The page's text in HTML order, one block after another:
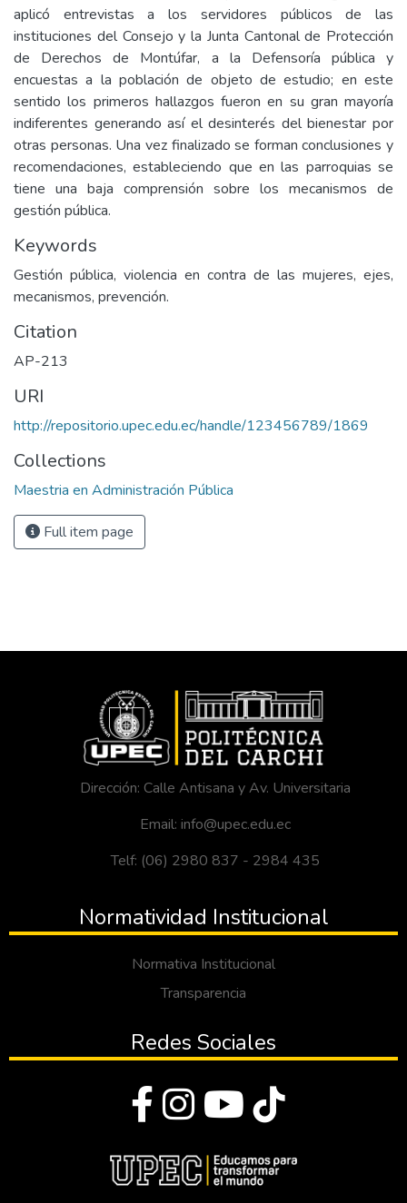
aplicó entrevistas a los servidores públicos de las
instituciones del Consejo y la Junta Cantonal de Protección
de Derechos de Montúfar, a la Defensoría pública y
encuestas a la población de objeto de estudio; en este
sentido los primeros hallazgos fueron en su gran mayoría
indiferentes generando así el desinterés del bienestar por
otras personas. Una vez finalizado se forman conclusiones y
recomendaciones, estableciendo que en las parroquias se
tiene una baja comprensión sobre los mecanismos de
gestión pública.
Keywords
Gestión pública, violencia en contra de las mujeres, ejes,
mecanismos, prevención.
Citation
AP-213
URI
http://repositorio.upec.edu.ec/handle/123456789/1869
Collections
Maestria en Administración Pública
Full item page
Dirección: Calle Antisana y Av. Universitaria
Email: info@upec.edu.ec
Telf: (06) 2980 837 - 2984 435
Normatividad Institucional
Normativa Institucional
Transparencia
Redes Sociales